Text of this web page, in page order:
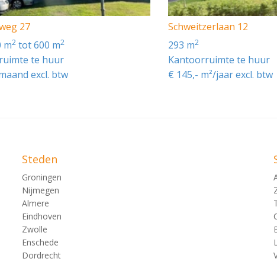
volgens het consumentenprijsindexcijfer (CPI)
voor de Statistiek (CBS). De huurprijs zal nimmer
12 maanden na huur ingangsdatum en zo vervolgens
27
m2 tot 600 m2
te huur
excl. btw
Schweitzerlaan 12
293 m2
Kantoorruimte te huur
€ 145,- m²/jaar excl. btw
Steden
Groningen
Nijmegen
Almere
Eindhoven
Zwolle
Enschede
Dordrecht